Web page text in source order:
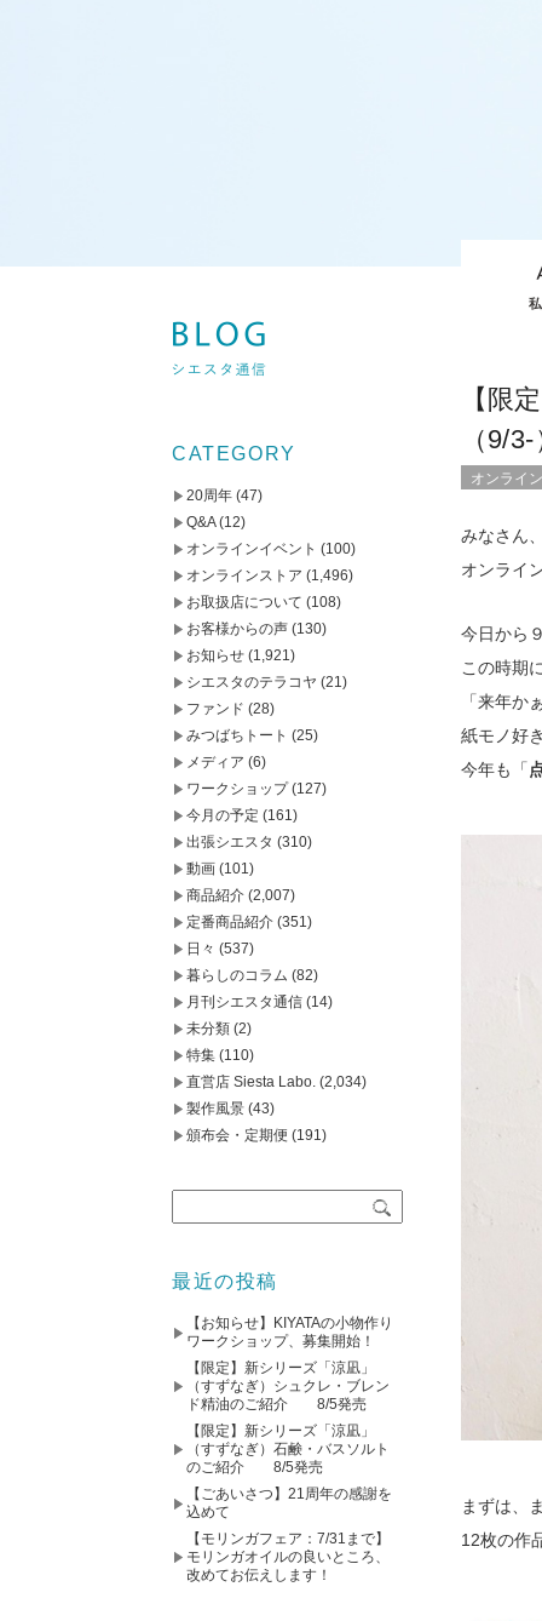
【限
（9/
オンライ
みなさん
オンライ
今日から
この時期
「来年か
紙モノ好
今年も「
まずは、
12枚の作
CATEGORY
20周年 (47)
Q&A(12)
オンラインイベント (100)
オンラインストア (1,496)
お取扱店について (108)
お客様からの声 (130)
お知らせ (1,921)
シエスタのテラコヤ (21)
ファンド (28)
みつばちトート (25)
メディア (6)
ワークショップ(127)
今月の予定 (161)
出張シエスタ (310)
動画 (101)
商品紹介 (2,007)
定番商品紹介 (351)
日々 (537)
暮らしのコラム (82)
月刊シエスタ通信 (14)
未分類 (2)
特集 (110)
直営店 Siesta Labo. (2,034)
製作風景 (43)
頒布会・定期便 (191)
最近の投稿
【お知らせ】KIYATAの小物作り
ワークショップ、募集開始！
【限定】新シリーズ「涼凪」
（すずなぎ）シュクレ・ブレン
ド精油のご紹介 8/5発売
【限定】新シリーズ「涼凪」
（すずなぎ）石鹸・バスソルト
のご紹介 8/5発売
【ごあいさつ】21周年の感謝を
込めて
【モリンガフェア：7/31まで】
モリンガオイルの良いところ、
改めてお伝えします！